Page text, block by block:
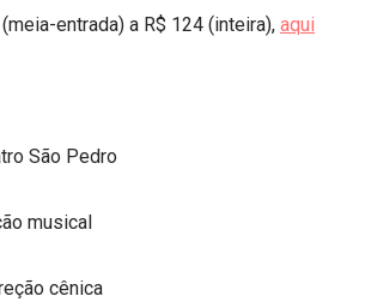
entrada) a R$ 124 (inteira), aqui
São Pedro
musical
cênica